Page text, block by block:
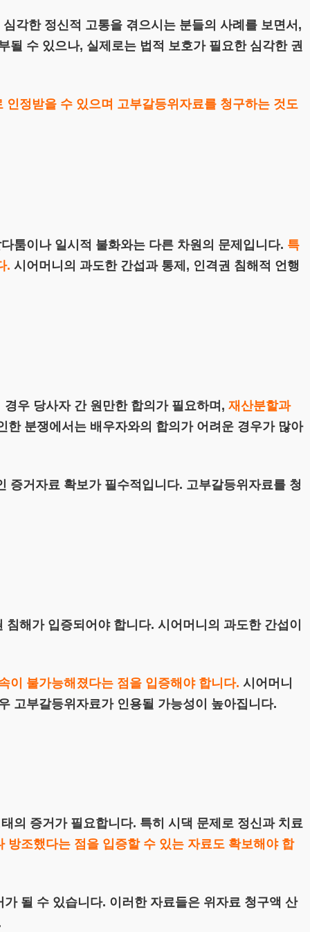
각한 정신적 고통을 겪으시는 분들의 사례를 보면서,
될 수 있으나, 실제로는 법적 보호가 필요한 심각한 권
정받을 수 있으며 고부갈등위자료를 청구하는 것도
툼이나 일시적 불화와는 다른 차원의 문제입니다. 특
. 시어머니의 과도한 간섭과 통제, 인격권 침해적 언행
우 당사자 간 원만한 합의가 필요하며, 재산분할과
분쟁에서는 배우자와의 합의가 어려운 경우가 많아
증거자료 확보가 필수적입니다. 고부갈등위자료를 청
해가 입증되어야 합니다. 시어머니의 과도한 간섭이
이 불가능해졌다는 점을 입증해야 합니다. 시어머니
고부갈등위자료가 인용될 가능성이 높아집니다.
의 증거가 필요합니다. 특히 시댁 문제로 정신과 치료
조했다는 점을 입증할 수 있는 자료도 확보해야 합
될 수 있습니다. 이러한 자료들은 위자료 청구액 산